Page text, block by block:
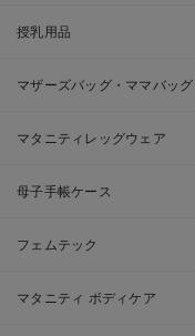
授乳用品
マザーズバッグ・ママバッグ
マタニティレッグウェア
母子手帳ケース
フェムテック
マタニティ ボディケア